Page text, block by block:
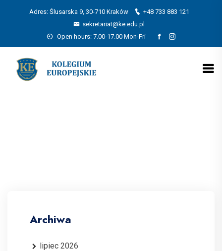
Adres: Ślusarska 9, 30-710 Kraków
+48 733 883 121
sekretariat@ke.edu.pl
Open hours: 7.00-17.00 Mon-Fri
Archiwa
lipiec 2026